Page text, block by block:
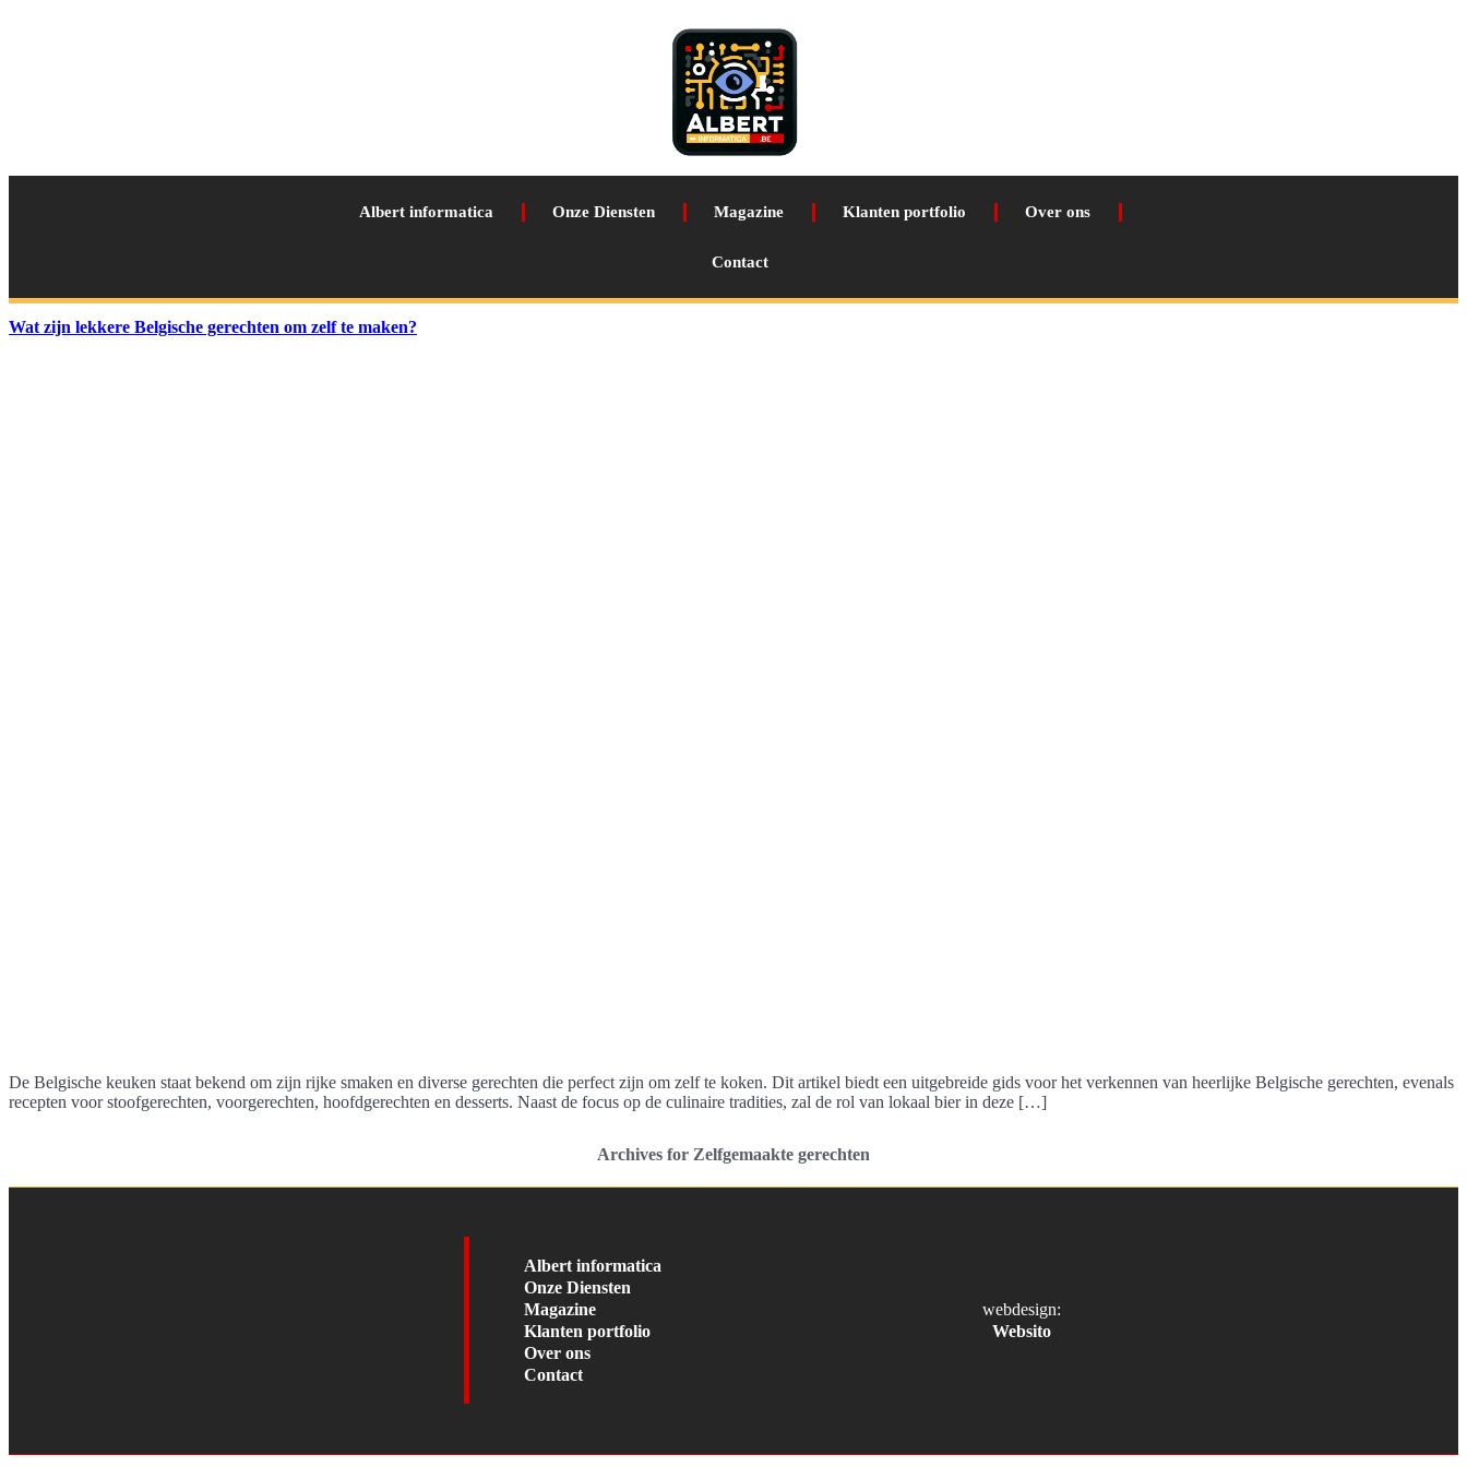
Albert informatica Onze Diensten Magazine Klanten portfolio Over ons
Contact
Wat zijn lekkere Belgische gerechten om zelf te maken?
De Belgische keuken staat bekend om zijn rijke smaken en diverse gerechten die perfect zijn om zelf te koken. Dit artikel biedt een uitgebreide gids voor het verkennen van heerlijke Belgische gerechten, evenals
recepten voor stoofgerechten, voorgerechten, hoofdgerechten en desserts. Naast de focus op de culinaire tradities, zal de rol van lokaal bier in deze […]
Archives for Zelfgemaakte gerechten
Albert informatica
Onze Diensten
Magazine
Klanten portfolio
Over ons
Contact
webdesign:
Websito